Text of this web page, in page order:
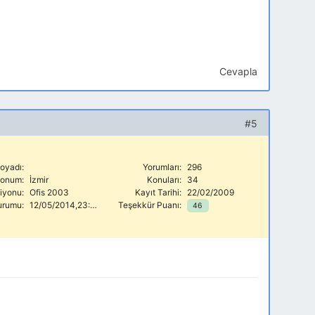
Cevapla
#5
İzmir
Ofis 2003
12/05/2014,23:39
Yorumları: 296
Konuları: 34
Kayıt Tarihi: 22/02/2009
Teşekkür Puanı:
46